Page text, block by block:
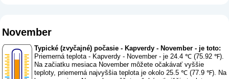
November
Typické (zvyčajné) počasie - Kapverdy - November - je toto:
Priemerná teplota - Kapverdy - November - je 24.4 ℃ (75.92 ℉).
Na začiatku mesiaca November môžete očakávať vyššie
teploty, priemerná najvyššia teplota je okolo 25.5 ℃ (77.9 ℉). Na